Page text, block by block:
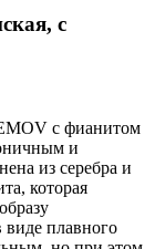
с
с фианитом
и
из серебра и
которая
плавного